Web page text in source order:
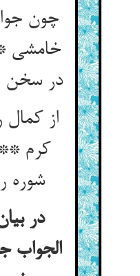
چون
خامشی
در
از
کرم
شوره
در
الجواب